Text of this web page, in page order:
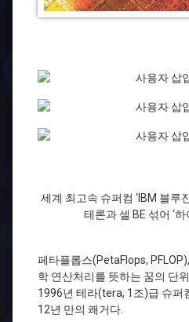
세계 최고속 슈퍼컴 ‘IBM 블루
테론과 셀 BE 섞어 ‘
페타플롭스(PetaFlops,
학 연산처리를 뜻하는 꿈의 단
1996년 테라(tera, 1조)급 슈퍼
12년 만의 쾌거다.
연
산
로
러
공